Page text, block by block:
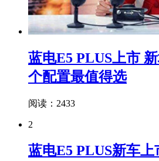
蓝电E5 PLUS上市
个配置最值得选
阅读：2433
2
蓝电E5 PLUS新车